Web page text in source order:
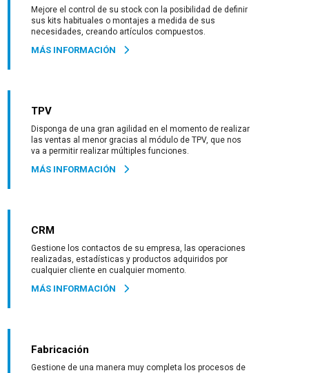
Mejore el control de su stock con la posibilidad de definir
sus kits habituales o montajes a medida de sus
necesidades, creando artículos compuestos.
MÁS INFORMACIÓN
TPV
Disponga de una gran agilidad en el momento de realizar
las ventas al menor gracias al módulo de TPV, que nos
va a permitir realizar múltiples funciones.
MÁS INFORMACIÓN
CRM
Gestione los contactos de su empresa, las operaciones
realizadas, estadísticas y productos adquiridos por
cualquier cliente en cualquier momento.
MÁS INFORMACIÓN
Fabricación
Gestione de una manera muy completa los procesos de